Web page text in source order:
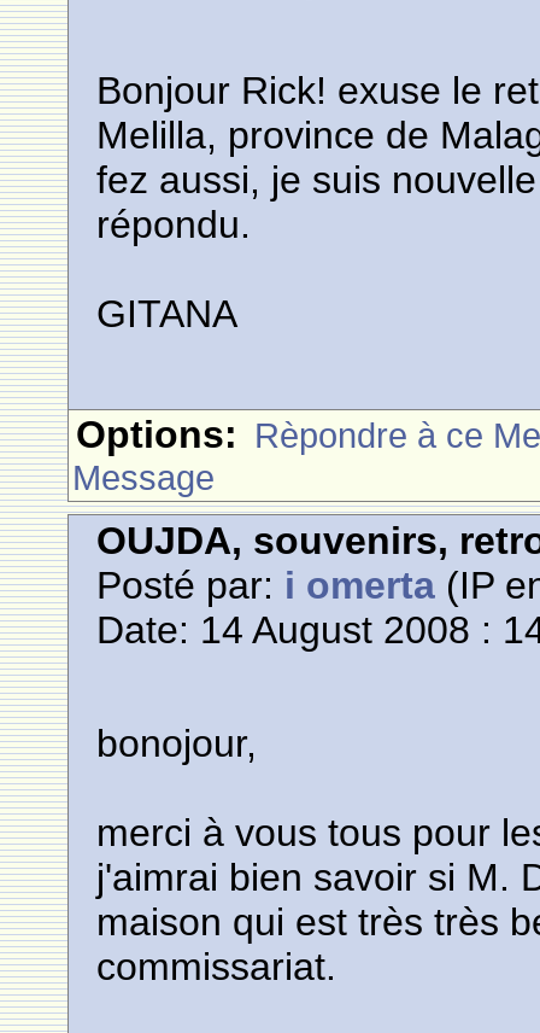
Bonjour Rick! exuse le
Melilla, province de
fez aussi, je suis
répondu.
GITANA
Options: Rèpondre à ce
Message
OUJDA, souvenirs,
Posté par: i omerta (IP
Date: 14 August 2008 :
bonojour,
merci à vous tous pour
j'aimrai bien savoir si M.
maison qui est très très
commissariat.